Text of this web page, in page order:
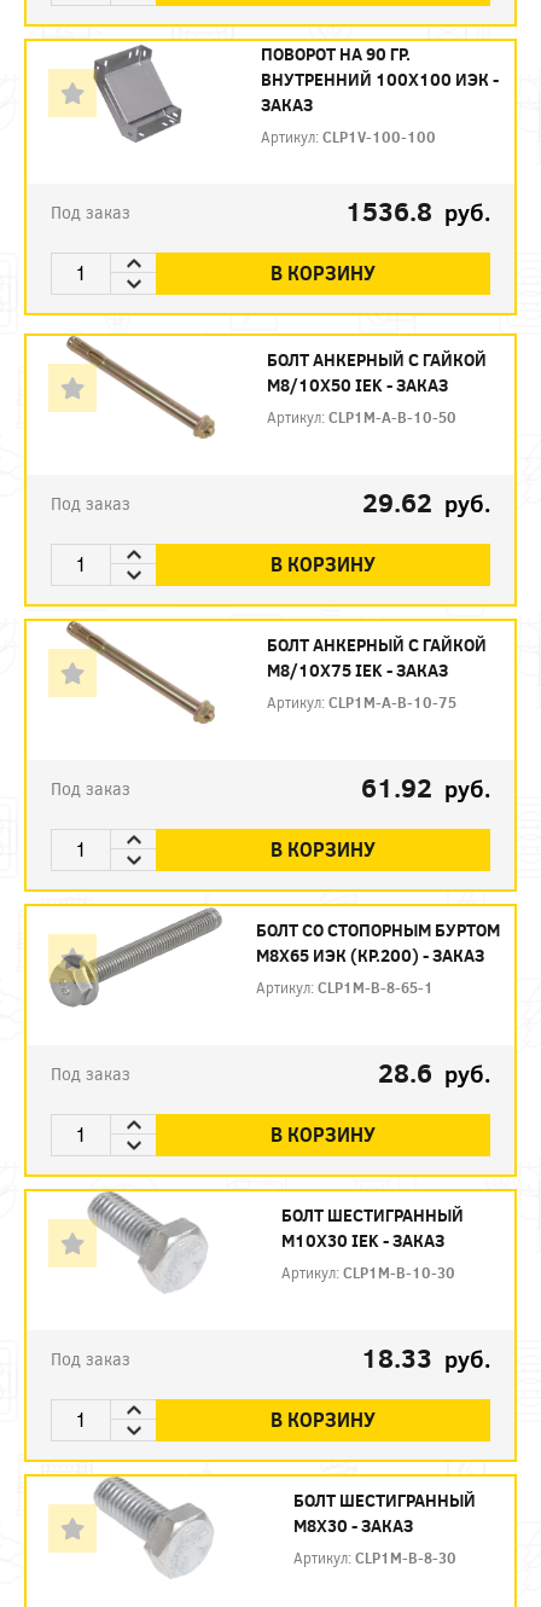
ПОВОРОТ НА 90 ГР.
ВНУТРЕННИЙ 100Х100 ИЭК -
ЗАКАЗ
Артикул:CLP1V-100-100
Под заказ 1536.8 руб.
В КОРЗИНУ
БОЛТ АНКЕРНЫЙ С ГАЙКОЙ
М8/10Х50 IEK - ЗАКАЗ
Артикул:CLP1M-A-B-10-50
Под заказ 29.62 руб.
В КОРЗИНУ
БОЛТ АНКЕРНЫЙ С ГАЙКОЙ
М8/10Х75 IEK - ЗАКАЗ
Артикул:CLP1M-A-B-10-75
Под заказ 61.92 руб.
В КОРЗИНУ
БОЛТ СО СТОПОРНЫМ БУРТОМ
М8Х65 ИЭК (КР.200) - ЗАКАЗ
Артикул:CLP1M-B-8-65-1
Под заказ 28.6 руб.
В КОРЗИНУ
БОЛТ ШЕСТИГРАННЫЙ
М10Х30 IEK - ЗАКАЗ
Артикул:CLP1M-B-10-30
Под заказ 18.33 руб.
В КОРЗИНУ
БОЛТ ШЕСТИГРАННЫЙ
М8Х30 - ЗАКАЗ
Артикул:CLP1M-B-8-30